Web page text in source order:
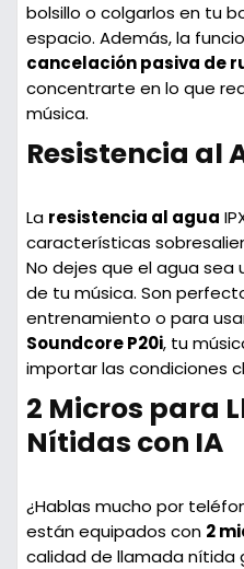
bolsillo o colgarlos en tu
espacio. Además, la
cancelación pasiva de
concentrarte en lo que
música.
Resistencia al
La resistencia al agua
características
No dejes que el agua
de tu música. Son
entrenamiento o para
Soundcore P20i, tu
importar las condiciones
2 Micros para
Nítidas con IA
¿Hablas mucho por
están equipados con 2
calidad de llamada nítida